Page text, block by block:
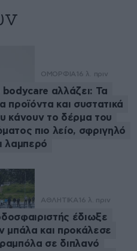
ΟΜΟΡΦΙΑ 16 λ. πριν
bodycare αλλάζει: Τα
προϊόντα και συστατικά
κάνουν το δέρμα του
πιο λείο, σφριγηλό
λαμπερό
ΑΘΛΗΤΙΚΑ 16 λ. πριν
έδιωξε
μπάλα και προκάλεσε
σε διπλανό